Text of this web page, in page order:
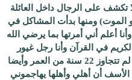
تكشف على الرجال داخل العائلة
الموت) ومنها بدأت المشاكل في
أعلم أني أمرتها بما يرضي الله
في القرآن وأنا رجل غيور
على زوجتي خاصة وهي شابة جميلة لم تتجاوز 22 سنة من العمر وأيضا
الأسف أن أهلي وأهلها يهاجموني